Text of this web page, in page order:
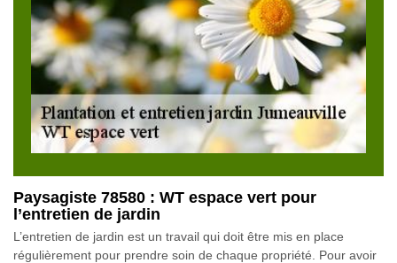
Paysagiste 78580 : WT espace vert pour
l’entretien de jardin
L’entretien de jardin est un travail qui doit être mis en place
régulièrement pour prendre soin de chaque propriété. Pour avoir